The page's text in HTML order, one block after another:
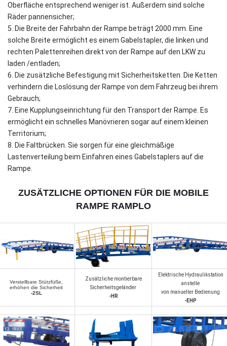
Oberfläche entsprechend weniger ist. Außerdem sind solche
Räder pannensicher;
5. Die Breite der Fahrbahn der Rampe beträgt 2000 mm. Eine
solche Breite ermöglicht es einem Gabelstapler, die linken und
rechten Palettenreihen direkt von der Rampe auf den LKW zu
laden /entladen;
6. Die zusätzliche Befestigung mit Sicherheitsketten. Die Ketten
verhindern die Loslösung der Rampe von dem Fahrzeug bei ihrem
Gebrauch;
7. Eine Kupplungseinrichtung für den Transport der Rampe. Es
ermöglicht ein schnelles Manövrieren sogar auf einem kleinen
Territorium;
8. Die Faltbrücken. Sie sorgen für eine gleichmäßige
Lastenverteilung beim Einfahren eines Gabelstaplers auf die
Rampe.
ZUSÄTZLICHE OPTIONEN FÜR DIE MOBILE
RAMPE RAMPLO
Verstellbare Stützfüße,
erhöhen die Sicherheit
-2SL
Zusätzliche montierbare
Sicherheitsgeländer
-HR
Elektrische Hydraulikstation
anstelle
von manueller Bedienung
-EHP